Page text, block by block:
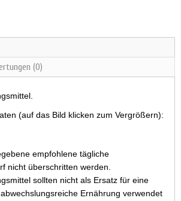
(0)
(auf das Bild klicken zum Vergrößern):
empfohlene tägliche
nicht überschritten werden.
sollten nicht als Ersatz für eine
Ernährung verwendet